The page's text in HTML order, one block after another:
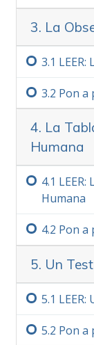
alguien
saber
Al estudiar
no pasar
persona
confusa o
porque ha
entendido.
3. La
Pon a
4. La
Humana
Humana
Pon a
5. Un
Pon a